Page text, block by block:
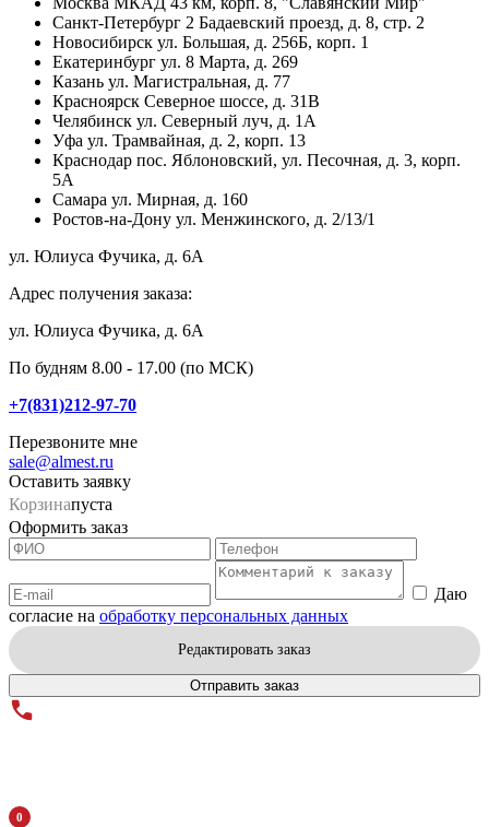
Санкт-Петербург 2 Бадаевский проезд, д. 8, стр. 2
Новосибирск ул. Большая, д. 256Б, корп. 1
Екатеринбург ул. 8 Марта, д. 269
Казань ул. Магистральная, д. 77
Красноярск Северное шоссе, д. 31В
Челябинск ул. Северный луч, д. 1А
Уфа ул. Трамвайная, д. 2, корп. 13
Краснодар пос. Яблоновский, ул. Песочная, д. 3, корп.
5А
Самара ул. Мирная, д. 160
Ростов-на-Дону ул. Менжинского, д. 2/13/1
ул. Юлиуса Фучика, д. 6А
Адрес получения заказа:
ул. Юлиуса Фучика, д. 6А
По будням 8.00 - 17.00 (по МСК)
+7(831)212-97-70
Перезвоните мне
sale@almest.ru
Оставить заявку
Корзинапуста
Оформить заказ
Даю
согласие на обработку персональных данных
Редактировать заказ
Отправить заказ
0